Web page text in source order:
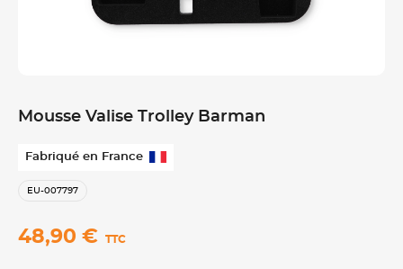
Mousse Valise Trolley Barman
Fabriqué en France
EU-007797
48,90 € TTC